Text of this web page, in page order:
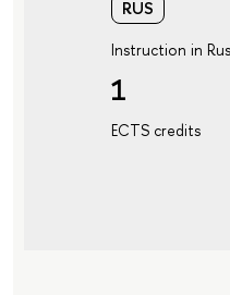
RUS
Instruction in
1
ECTS credits